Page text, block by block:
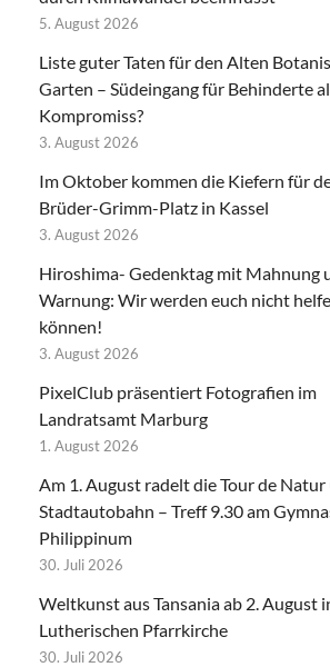
5. August 2026
Liste guter Taten für den Alten
Garten – Südeingang für Behinderte
Kompromiss?
3. August 2026
Im Oktober kommen die Kiefern für
Brüder-Grimm-Platz in Kassel
3. August 2026
Hiroshima- Gedenktag mit Mahnung
Warnung: Wir werden euch nicht
können!
3. August 2026
PixelClub präsentiert Fotografien im
Landratsamt Marburg
1. August 2026
Am 1. August radelt die Tour de Natur
Stadtautobahn – Treff 9.30 am
Philippinum
30. Juli 2026
Weltkunst aus Tansania ab 2. August
Lutherischen Pfarrkirche
30. Juli 2026